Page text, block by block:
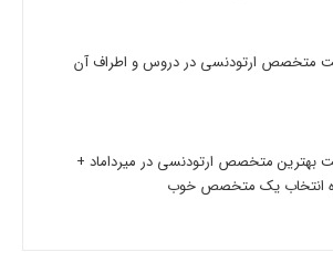
متخصص ارتودنسی در دروس و اطراف آن
بهترین متخصص ارتودنسی در میرداماد +
انتخاب یک متخصص خوب